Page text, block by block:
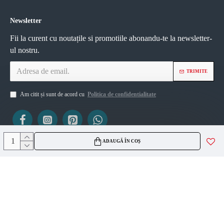
ADAUGĂ ÎN COȘ
Newsletter
Fii la curent cu noutațile si promotiile abonandu-te la newsletter-
ul nostru.
TRIMITE
Am citit și sunt de acord cu Politica de confidentialitate
ViZIO AGS SRL